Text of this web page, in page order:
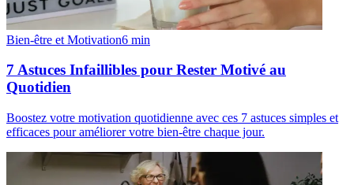
Bien-être et Motivation6 min
7 Astuces Infaillibles pour Rester Motivé au
Quotidien
Boostez votre motivation quotidienne avec ces 7 astuces simples et
efficaces pour améliorer votre bien-être chaque jour.